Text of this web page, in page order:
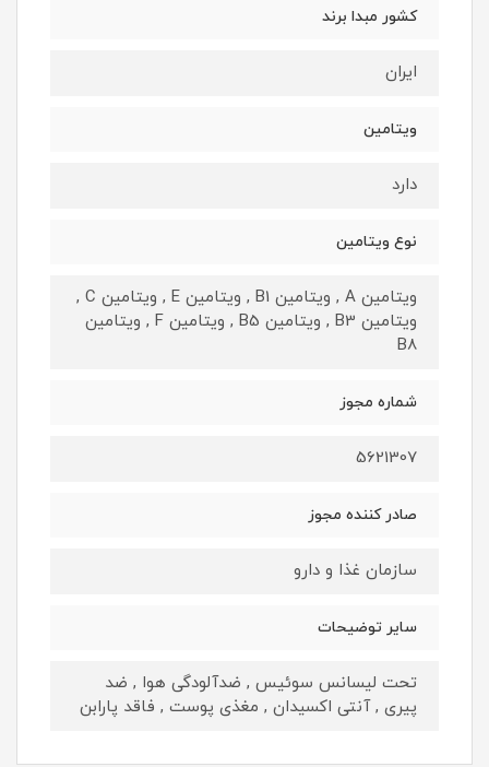
کشور مبدا برند
ایران
ویتامین
دارد
نوع ویتامین
ویتامین A , ویتامین B1 , ویتامین E , ویتامین C ,
ویتامین B3 , ویتامین B5 , ویتامین F , ویتامین
B8
شماره مجوز
5621307
صادر کننده مجوز
سازمان غذا و دارو
سایر توضیحات
تحت لیسانس سوئیس , ضدآلودگی هوا , ضد
پیری , آنتی اکسیدان , مغذی پوست , فاقد پارابن